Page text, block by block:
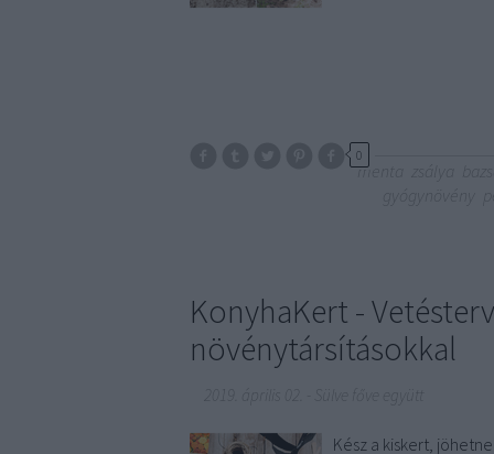
0
menta
KonyhaKert -
növénytársításokkal
Kész a kiskert,